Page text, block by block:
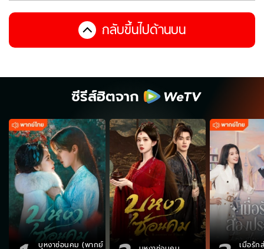
กลับขึ้นไปด้านบน
ซีรีส์ฮิตจาก
บุหงาซ่อนคม (พากย์ เมื่อรัก